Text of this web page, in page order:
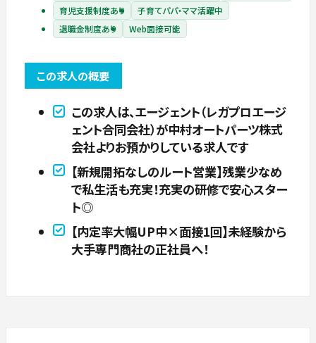
育児支援制度あり
子育てパパ・ママ活躍中
退職金制度あり
Web面接可能
この求人の概要
この求人は、エージェント（レガプロエージ
ェント合同会社）が中村オートパーツ株式
会社よりお預かりしている求人です
【新規開拓なしのルート営業】残業少なめ
で私生活も充実！充実の研修で安心スター
ト◎
【内定率大幅UP中×面接1回】未経験から
大手専門商社の正社員へ！